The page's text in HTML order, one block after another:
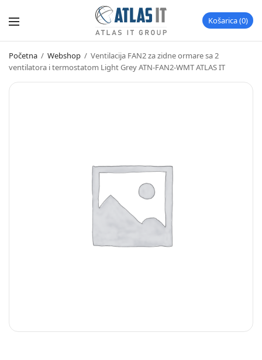
Košarica 0
Početna / Webshop / Ventilacija FAN2 za zidne ormare sa 2
ventilatora i termostatom Light Grey ATN-FAN2-WMT ATLAS IT